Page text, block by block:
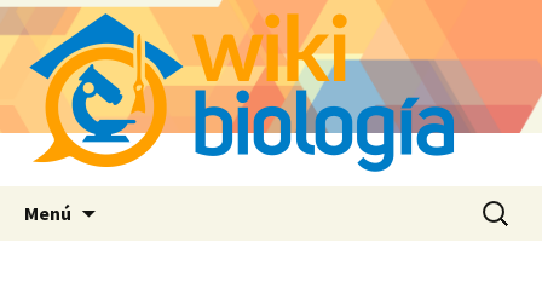
Menú Buscar: